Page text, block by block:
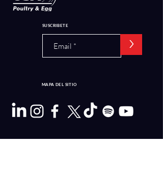
SUSCRIBETE
>
MAPA DEL SITIO